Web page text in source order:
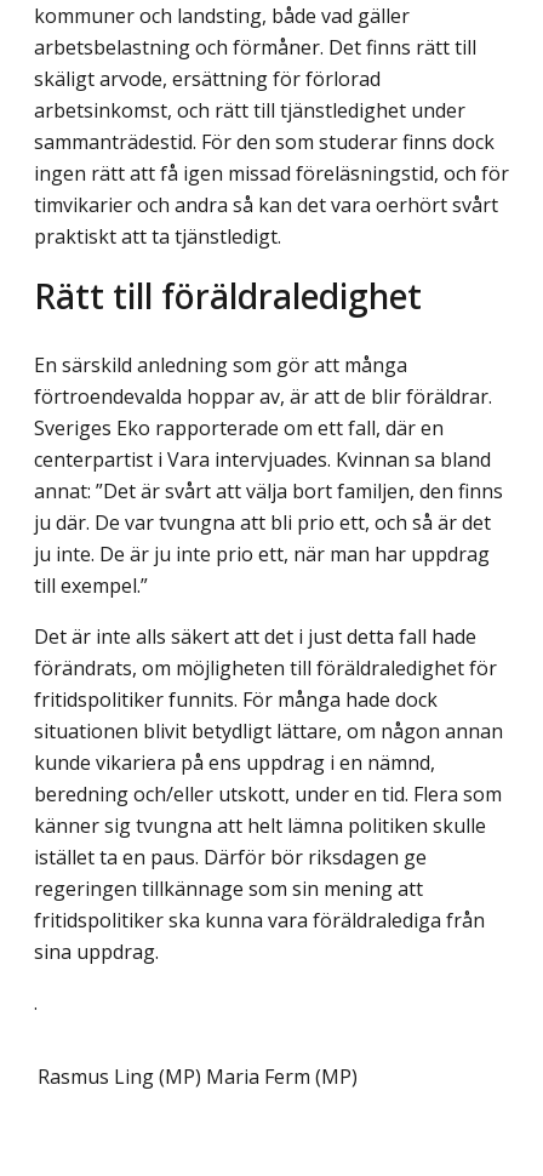
kommuner och landsting, både vad gäller
arbetsbelastning och förmåner. Det finns rätt till
skäligt arvode, ersättning för förlorad
arbetsinkomst, och rätt till tjänstledighet under
sammanträdestid. För den som studerar finns dock
ingen rätt att få igen missad föreläsningstid, och för
timvikarier och andra så kan det vara oerhört svårt
praktiskt att ta tjänstledigt.
Rätt till föräldraledighet
En särskild anledning som gör att många
förtroendevalda hoppar av, är att de blir föräldrar.
Sveriges Eko rapporterade om ett fall, där en
centerpartist i Vara intervjuades. Kvinnan sa bland
annat: ”Det är svårt att välja bort familjen, den finns
ju där. De var tvungna att bli prio ett, och så är det
ju inte. De är ju inte prio ett, när man har uppdrag
till exempel.”
Det är inte alls säkert att det i just detta fall hade
förändrats, om möjligheten till föräldraledighet för
fritidspolitiker funnits. För många hade dock
situationen blivit betydligt lättare, om någon annan
kunde vikariera på ens uppdrag i en nämnd,
beredning och/eller utskott, under en tid. Flera som
känner sig tvungna att helt lämna politiken skulle
istället ta en paus. Därför bör riksdagen ge
regeringen tillkännage som sin mening att
fritidspolitiker ska kunna vara föräldralediga från
sina uppdrag.
.
Rasmus Ling (MP) Maria Ferm (MP)